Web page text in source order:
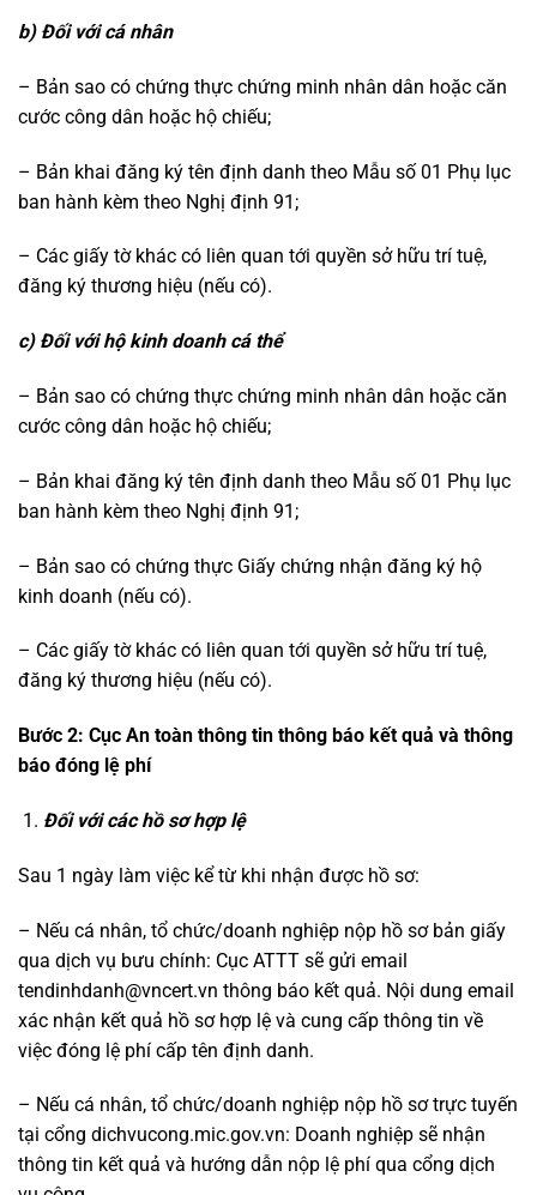
b) Đối với cá nhân
– Bản sao có chứng thực chứng minh nhân dân hoặc căn
cước công dân hoặc hộ chiếu;
– Bản khai đăng ký tên định danh theo Mẫu số 01 Phụ lục
ban hành kèm theo Nghị định 91;
– Các giấy tờ khác có liên quan tới quyền sở hữu trí tuệ,
đăng ký thương hiệu (nếu có).
c) Đối với hộ kinh doanh cá thể
– Bản sao có chứng thực chứng minh nhân dân hoặc căn
cước công dân hoặc hộ chiếu;
– Bản khai đăng ký tên định danh theo Mẫu số 01 Phụ lục
ban hành kèm theo Nghị định 91;
– Bản sao có chứng thực Giấy chứng nhận đăng ký hộ
kinh doanh (nếu có).
– Các giấy tờ khác có liên quan tới quyền sở hữu trí tuệ,
đăng ký thương hiệu (nếu có).
Bước 2: Cục An toàn thông tin thông báo kết quả và thông
báo đóng lệ phí
Đối với các hồ sơ hợp lệ
Sau 1 ngày làm việc kể từ khi nhận được hồ sơ:
– Nếu cá nhân, tổ chức/doanh nghiệp nộp hồ sơ bản giấy
qua dịch vụ bưu chính: Cục ATTT sẽ gửi email
tendinhdanh@vncert.vn thông báo kết quả. Nội dung email
xác nhận kết quả hồ sơ hợp lệ và cung cấp thông tin về
việc đóng lệ phí cấp tên định danh.
– Nếu cá nhân, tổ chức/doanh nghiệp nộp hồ sơ trực tuyến
tại cổng dichvucong.mic.gov.vn: Doanh nghiệp sẽ nhận
thông tin kết quả và hướng dẫn nộp lệ phí qua cổng dịch